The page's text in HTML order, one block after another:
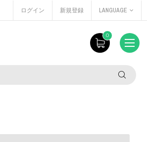
ログイン 新規登録 LANGUAGE
0